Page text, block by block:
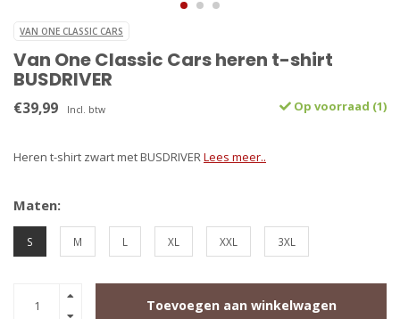
VAN ONE CLASSIC CARS
Van One Classic Cars heren t-shirt
BUSDRIVER
€39,99 Incl. btw Op voorraad (1)
Heren t-shirt zwart met BUSDRIVERLees meer..
Maten:
S M L XL XXL 3XL
Toevoegen aan winkelwagen